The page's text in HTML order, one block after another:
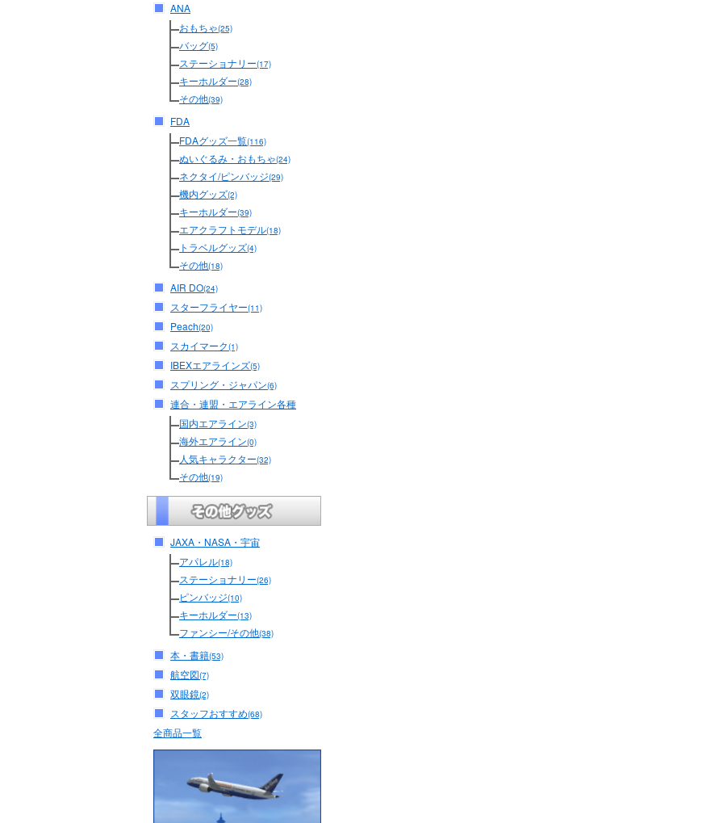
ANA
おもちゃ(25)
バッグ(5)
ステーショナリー(17)
キーホルダー(28)
その他(39)
FDA
FDAグッズ一覧(116)
ぬいぐるみ・おもちゃ(24)
ネクタイ/ピンバッジ(29)
機内グッズ(2)
キーホルダー(39)
エアクラフトモデル(18)
トラベルグッズ(4)
その他(18)
AIR DO(24)
スターフライヤー(11)
Peach(20)
スカイマーク(1)
IBEXエアラインズ(5)
スプリング・ジャパン(6)
連合・連盟・エアライン各種
国内エアライン(3)
海外エアライン(0)
人気キャラクター(32)
その他(19)
JAXA・NASA・宇宙
アパレル(18)
ステーショナリー(26)
ピンバッジ(10)
キーホルダー(13)
ファンシー/その他(38)
本・書籍(53)
航空図(7)
双眼鏡(2)
スタッフおすすめ(68)
全商品一覧